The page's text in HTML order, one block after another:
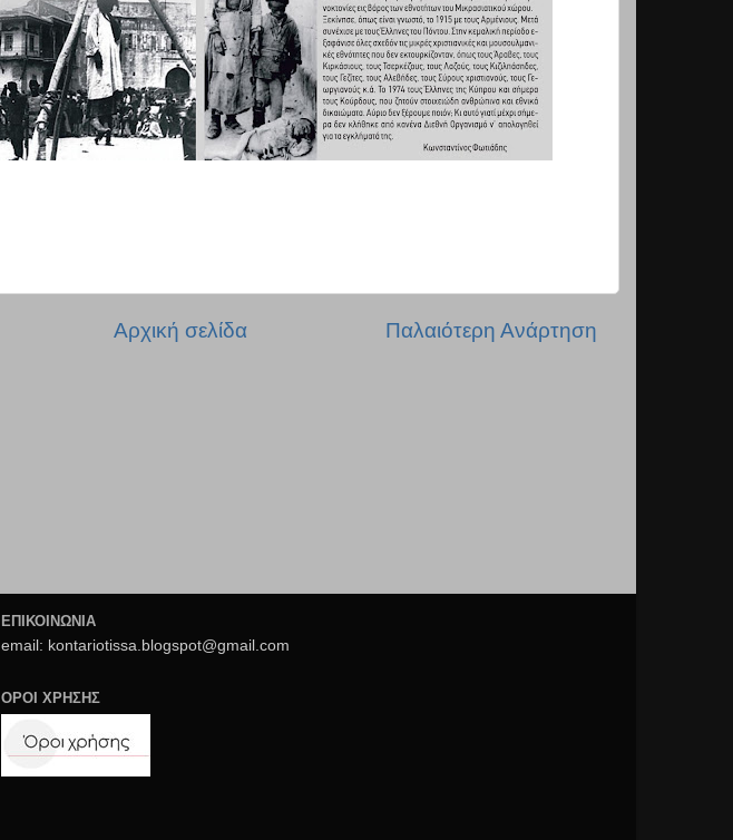
Παλαιότερη Ανάρτηση
Αρχική σελίδα
ΕΠΙΚΟΙΝΩΝΙΑ
email: kontariotissa.blogspot@gmail.com
ΟΡΟΙ ΧΡΗΣΗΣ